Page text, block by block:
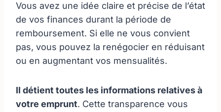
Vous avez une idée claire et précise de l’état
de vos finances durant la période de
remboursement. Si elle ne vous convient
pas, vous pouvez la renégocier en réduisant
ou en augmentant vos mensualités.
Il détient toutes les informations relatives à
votre emprunt. Cette transparence vous